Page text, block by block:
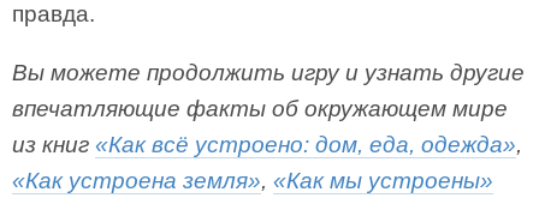
правда.
Вы можете продолжить игру и узнать другие
впечатляющие факты об окружающем мире
из книг «Как всё устроено: дом, еда, одежда»,
«Как устроена земля», «Как мы устроены»